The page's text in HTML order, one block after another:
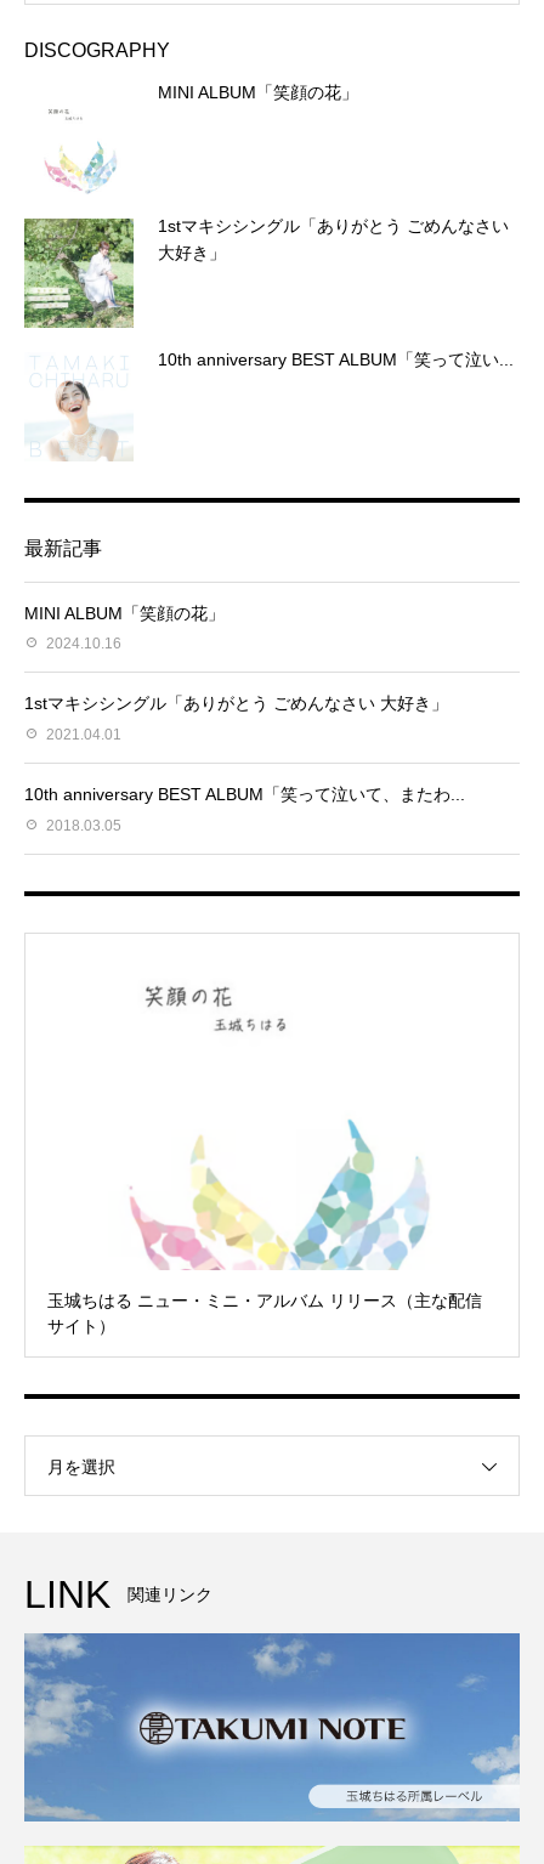
DISCOGRAPHY
MINI ALBUM「笑顔の花」
1stマキシシングル「ありがとう ごめんなさい
大好き」
10th anniversary BEST ALBUM「笑って泣い...
最新記事
MINI ALBUM「笑顔の花」
2024.10.16
1stマキシシングル「ありがとう ごめんなさい 大好き」
2021.04.01
10th anniversary BEST ALBUM「笑って泣いて、またわ...
2018.03.05
玉城ちはる ニュー・ミニ・アルバム リリース（主な配信
サイト）
月を選択
LINK 関連リンク